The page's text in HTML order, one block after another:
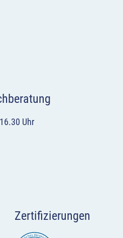
Uhr
Zertifizierungen